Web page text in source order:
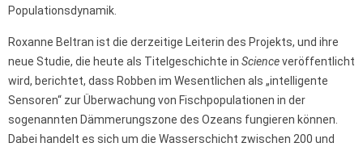
Populationsdynamik.
Roxanne Beltran ist die derzeitige Leiterin des Projekts, und ihre
neue Studie, die heute als Titelgeschichte in Scienceveröffentlicht
wird, berichtet, dass Robben im Wesentlichen als „intelligente
Sensoren“ zur Überwachung von Fischpopulationen in der
sogenannten Dämmerungszone des Ozeans fungieren können.
Dabei handelt es sich um die Wasserschicht zwischen 200 und